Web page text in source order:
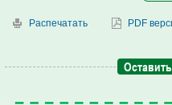
Распечатать PDF